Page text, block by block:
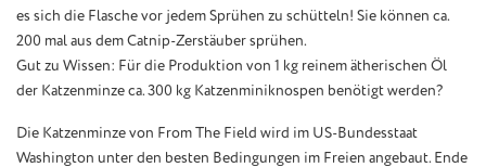
es sich die Flasche vor jedem Sprühen zu schütteln! Sie können ca.
200 mal aus dem Catnip-Zerstäuber sprühen.
Gut zu Wissen: Für die Produktion von 1 kg reinem ätherischen Öl
der Katzenminze ca. 300 kg Katzenminiknospen benötigt werden?
Die Katzenminze von From The Field wird im US-Bundesstaat
Washington unter den besten Bedingungen im Freien angebaut. Ende